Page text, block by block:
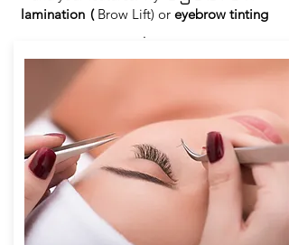
lamination (Brow Lift) or eyebrow tinting
.